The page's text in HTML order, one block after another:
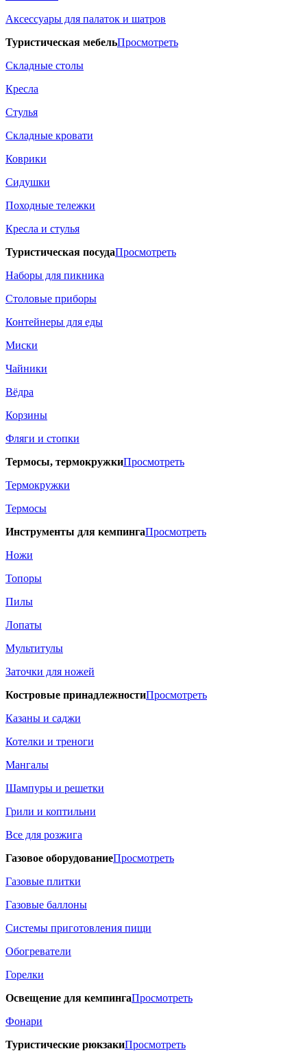
Аксессуары для палаток и шатров
Туристическая мебельПросмотреть
Складные столы
Кресла
Стулья
Складные кровати
Коврики
Сидушки
Походные тележки
Кресла и стулья
Туристическая посудаПросмотреть
Наборы для пикника
Столовые приборы
Контейнеры для еды
Миски
Чайники
Вёдра
Корзины
Фляги и стопки
Термосы, термокружкиПросмотреть
Термокружки
Термосы
Инструменты для кемпингаПросмотреть
Ножи
Топоры
Пилы
Лопаты
Мультитулы
Заточки для ножей
Костровые принадлежностиПросмотреть
Казаны и саджи
Котелки и треноги
Мангалы
Шампуры и решетки
Грили и коптильни
Все для розжига
Газовое оборудованиеПросмотреть
Газовые плитки
Газовые баллоны
Системы приготовления пищи
Обогреватели
Горелки
Освещение для кемпингаПросмотреть
Фонари
Туристические рюкзакиПросмотреть